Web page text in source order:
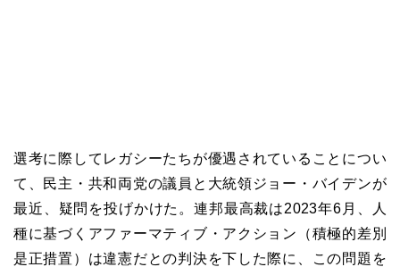
選考に際してレガシーたちが優遇されていることについ
て、民主・共和両党の議員と大統領ジョー・バイデンが
最近、疑問を投げかけた。連邦最高裁は2023年6月、人
種に基づくアファーマティブ・アクション（積極的差別
是正措置）は違憲だとの判決を下した際に、この問題を